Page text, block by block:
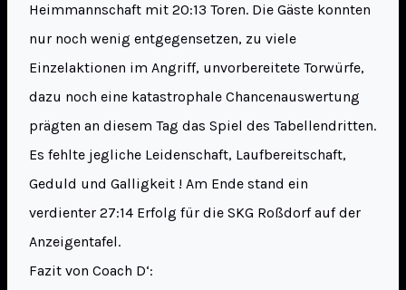
Heimmannschaft mit 20:13 Toren. Die Gäste konnten
nur noch wenig entgegensetzen, zu viele
Einzelaktionen im Angriff, unvorbereitete Torwürfe,
dazu noch eine katastrophale Chancenauswertung
prägten an diesem Tag das Spiel des Tabellendritten.
Es fehlte jegliche Leidenschaft, Laufbereitschaft,
Geduld und Galligkeit ! Am Ende stand ein
verdienter 27:14 Erfolg für die SKG Roßdorf auf der
Anzeigentafel.
Fazit von Coach D‘: